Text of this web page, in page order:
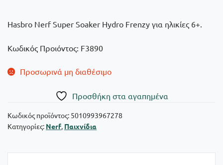
Hasbro Nerf Super Soaker Hydro Frenzy για ηλικίες 6+.
Κωδικός Προιόντος: F3890
Προσωρινά μη διαθέσιμο
Πρoσθήκη στα αγαπημένα
Κωδικός προϊόντος: 5010993967278
Κατηγορίες: Nerf, Παιχνίδια